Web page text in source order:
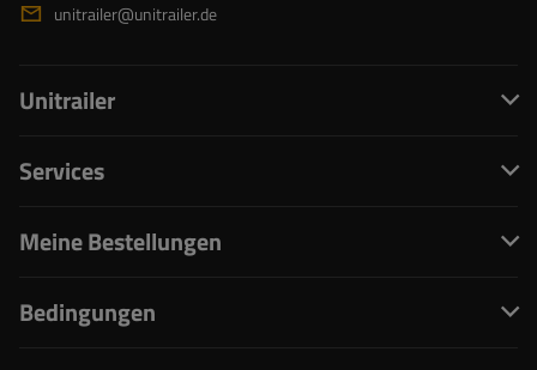
unitrailer@unitrailer.de
Unitrailer
Services
Meine Bestellungen
Bedingungen